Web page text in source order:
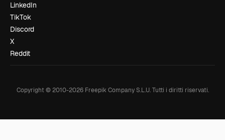
LinkedIn
TikTok
Discord
X
Reddit
Copyright © 2010-2026Freepik Company S.L.U. Tutti i diritti riservati.